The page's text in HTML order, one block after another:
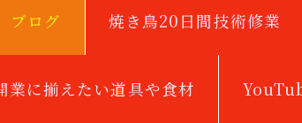
ブログ 焼き鳥20日間技術修業
業に揃えたい道具や食材